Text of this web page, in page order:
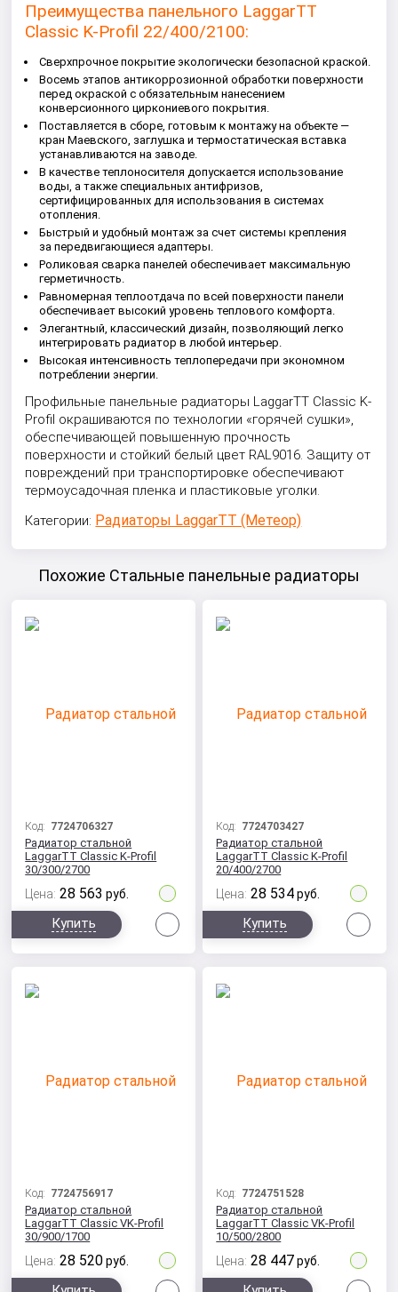
Преимущества панельного LaggarTT
Classic K-Profil 22/400/2100:
Сверхпрочное покрытие экологически безопасной краской.
Восемь этапов антикоррозионной обработки поверхности
перед окраской с обязательным нанесением
конверсионного циркониевого покрытия.
Поставляется в сборе, готовым к монтажу на объекте —
кран Маевского, заглушка и термостатическая вставка
устанавливаются на заводе.
В качестве теплоносителя допускается использование
воды, а также специальных антифризов,
сертифицированных для использования в системах
отопления.
Быстрый и удобный монтаж за счет системы крепления
за передвигающиеся адаптеры.
Роликовая сварка панелей обеспечивает максимальную
герметичность.
Равномерная теплоотдача по всей поверхности панели
обеспечивает высокий уровень теплового комфорта.
Элегантный, классический дизайн, позволяющий легко
интегрировать радиатор в любой интерьер.
Высокая интенсивность теплопередачи при экономном
потреблении энергии.
Профильные панельные радиаторы LaggarTT Classic K-
Profil окрашиваются по технологии «горячей сушки»,
обеспечивающей повышенную прочность
поверхности и стойкий белый цвет RAL9016. Защиту от
повреждений при транспортировке обеспечивают
термоусадочная пленка и пластиковые уголки.
Категории: Радиаторы LaggarTT (Метеор)
Похожие Стальные панельные радиаторы
Код: 7724706327
Радиатор стальной
LaggarTT Classic K-Profil
30/300/2700
Цена: 28 563 руб.
Купить
Код: 7724703427
Радиатор стальной
LaggarTT Classic K-Profil
20/400/2700
Цена: 28 534 руб.
Купить
Код: 7724756917
Радиатор стальной
LaggarTT Classic VK-Profil
30/900/1700
Цена: 28 520 руб.
Код: 7724751528
Радиатор стальной
LaggarTT Classic VK-Profil
10/500/2800
Цена: 28 447 руб.